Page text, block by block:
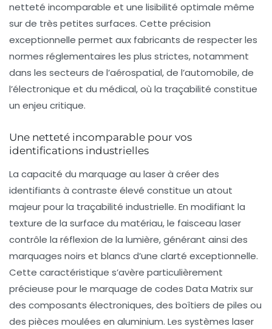
netteté incomparable et une lisibilité optimale même
sur de très petites surfaces. Cette précision
exceptionnelle permet aux fabricants de respecter les
normes réglementaires les plus strictes, notamment
dans les secteurs de l’aérospatial, de l’automobile, de
l’électronique et du médical, où la traçabilité constitue
un enjeu critique.
Une netteté incomparable pour vos
identifications industrielles
La capacité du marquage au laser à créer des
identifiants à contraste élevé constitue un atout
majeur pour la traçabilité industrielle. En modifiant la
texture de la surface du matériau, le faisceau laser
contrôle la réflexion de la lumière, générant ainsi des
marquages noirs et blancs d’une clarté exceptionnelle.
Cette caractéristique s’avère particulièrement
précieuse pour le marquage de codes Data Matrix sur
des composants électroniques, des boîtiers de piles ou
des pièces moulées en aluminium. Les systèmes laser